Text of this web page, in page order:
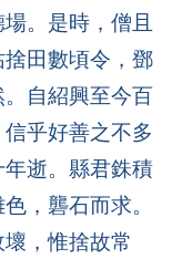
。是時，僧且
田數頃令，鄧
自紹興至今百
乎好善之不多
逝。縣君銖積
，礱石而求。
，惟捨故常